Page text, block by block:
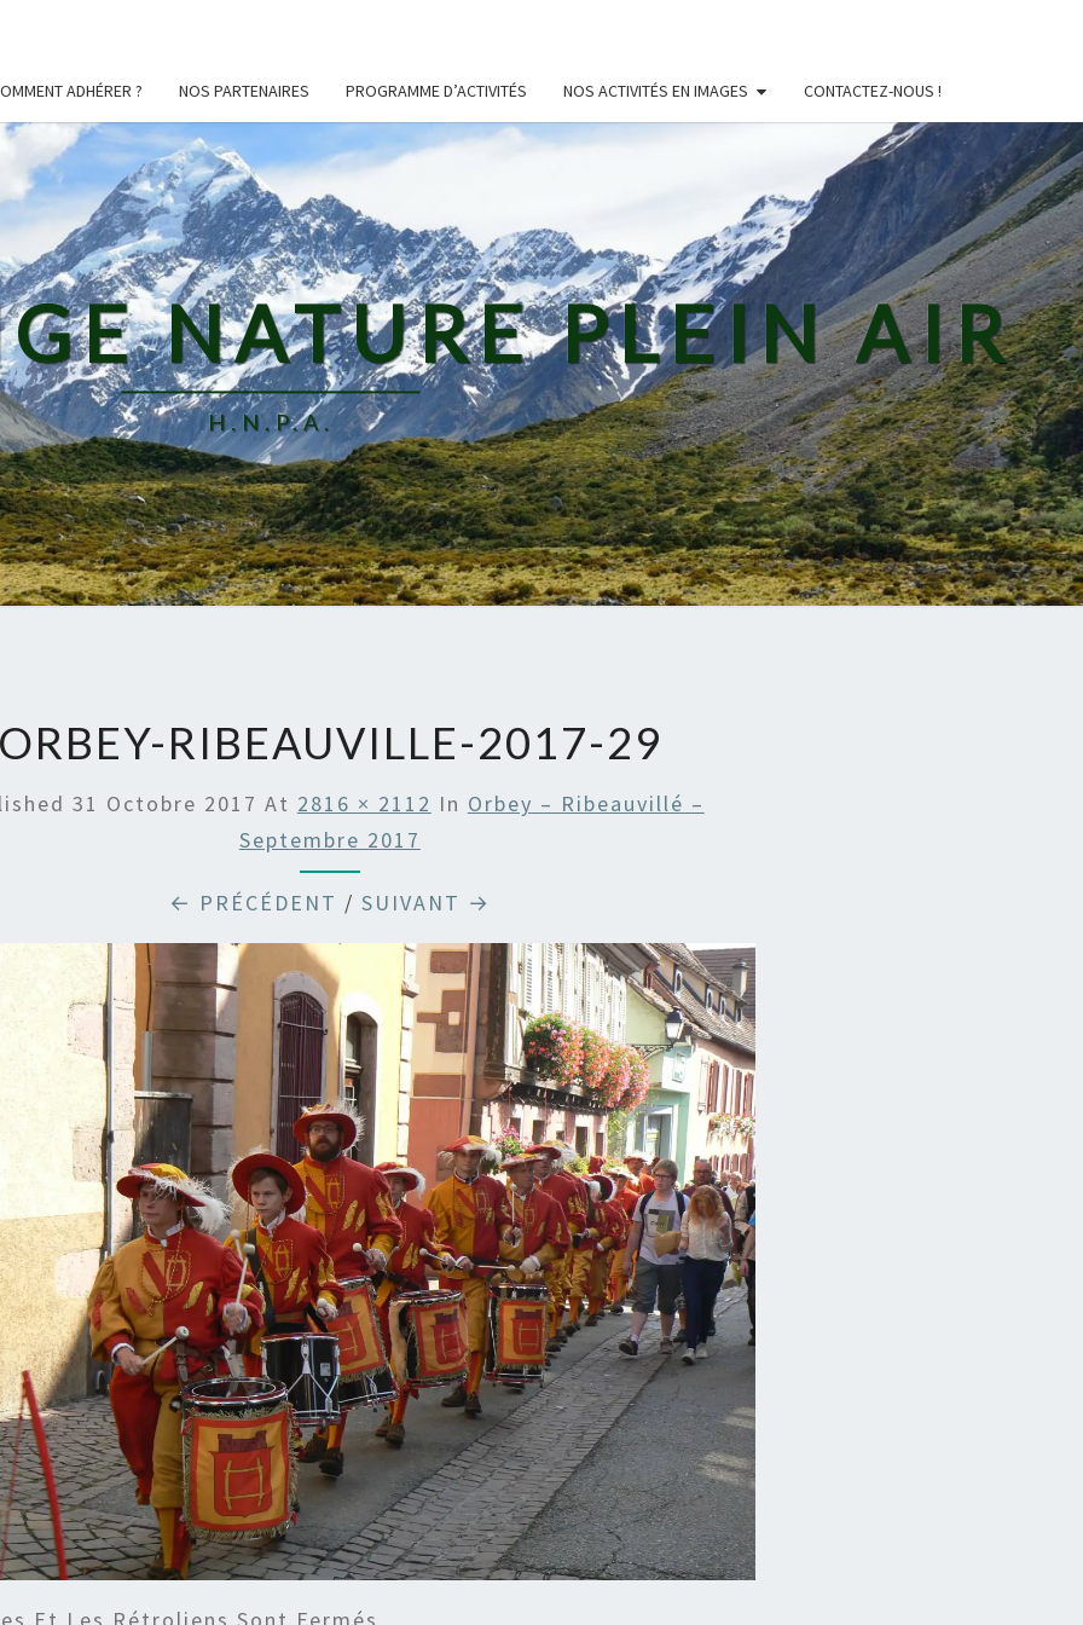
ADHÉRER ? NOS PARTENAIRES PROGRAMME D’ACTIVITÉS NOS ACTIVITÉS EN IMAGES CONTACTEZ-NOUS !
NATURE PLEIN AIR
H.N.P.A.
RIBEAUVILLE-2017-29
31 Octobre 2017 At 2816 × 2112 In Orbey – Ribeauvillé –
Septembre 2017
← PRÉCÉDENT / SUIVANT →